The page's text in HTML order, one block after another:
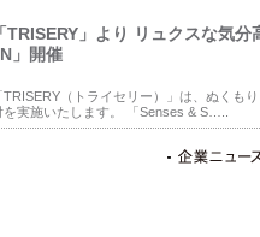
TRISERY」より リュクスな気分
」開催
（トライセリー）」は、ぬくも
実施いたします。 「Senses & S…..